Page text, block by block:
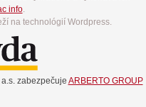
info.
na technológií Wordpress.
zabezpečuje ARBERTO GROUP